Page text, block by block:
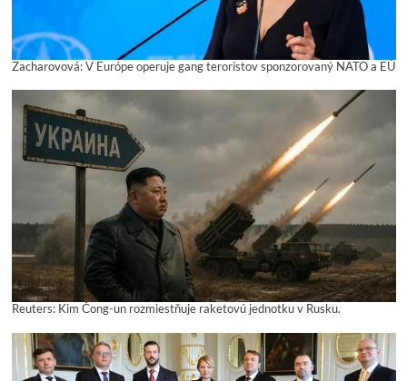
Zacharovová: V Európe operuje gang teroristov sponzorovaný NATO a EÚ
Reuters: Kim Čong-un rozmiestňuje raketovú jednotku v Rusku.